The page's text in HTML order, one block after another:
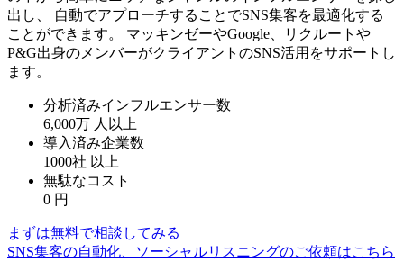
出し、 自動でアプローチすることでSNS集客を最適化する
ことができます。 マッキンゼーやGoogle、リクルートや
P&G出身のメンバーがクライアントのSNS活用をサポートし
ます。
分析済みインフルエンサー数
6,000万 人以上
導入済み企業数
1000社 以上
無駄なコスト
0 円
まずは無料で相談してみる
SNS集客の自動化、ソーシャルリスニングのご依頼はこちら